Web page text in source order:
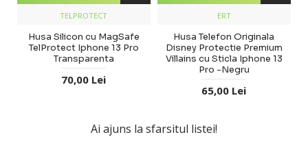
TELPROTECT
Husa Silicon cu MagSafe
TelProtect Iphone 13 Pro
Transparenta
70,00 Lei
ERT
Husa Telefon Originala
Disney Protectie Premium
Villains cu Sticla Iphone 13
Pro -Negru
65,00 Lei
Ai ajuns la sfarsitul listei!